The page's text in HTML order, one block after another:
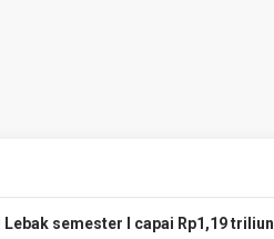
semester I capai Rp1,19 triliun